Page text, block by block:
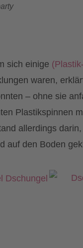
sich einige
waren,
– ohne sie
Plastikspinnen
allerdings
auf den Boden